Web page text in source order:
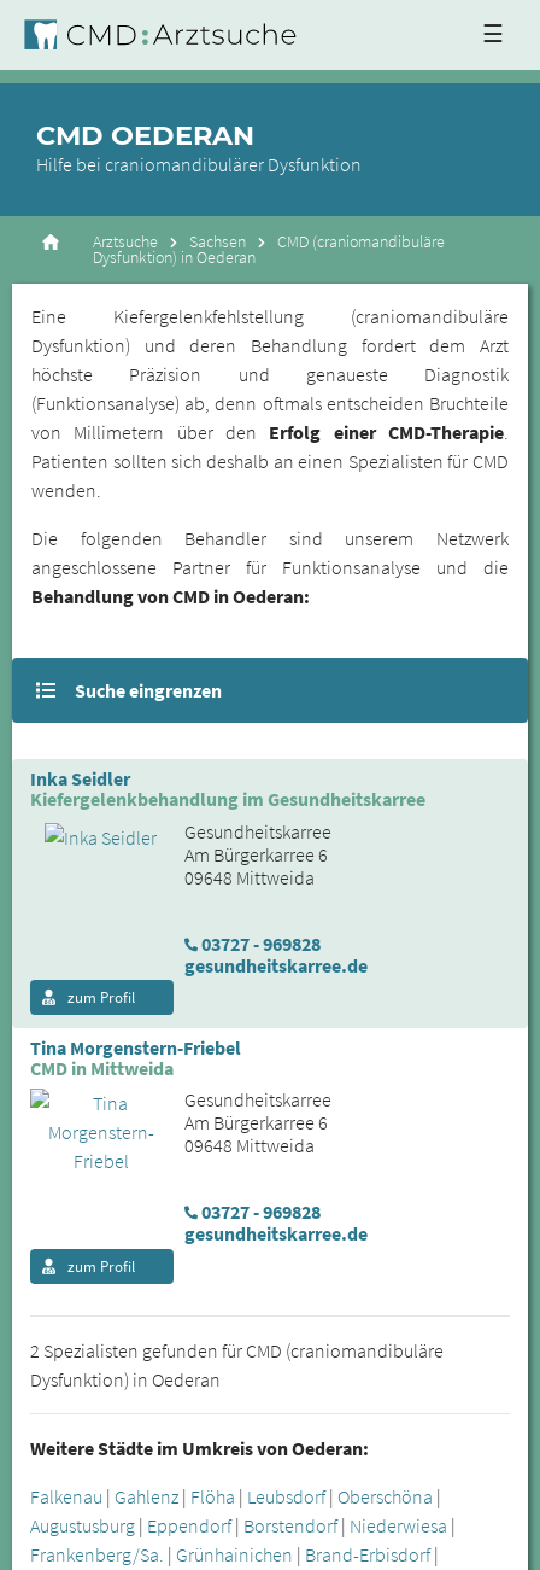
☰
CMD OEDERAN
Hilfe bei craniomandibulärer Dysfunktion
Arztsuche Sachsen CMD (craniomandibuläre
Dysfunktion) in Oederan
Eine Kiefergelenkfehlstellung (craniomandibuläre
Dysfunktion) und deren Behandlung fordert dem Arzt
höchste Präzision und genaueste Diagnostik
(Funktionsanalyse) ab, denn oftmals entscheiden Bruchteile
von Millimetern über den Erfolg einer CMD-Therapie.
Patienten sollten sich deshalb an einen Spezialisten für CMD
wenden.
Die folgenden Behandler sind unserem Netzwerk
angeschlossene Partner für Funktionsanalyse und die
Behandlung von CMD in Oederan:
Suche eingrenzen
Inka Seidler
Kiefergelenkbehandlung im Gesundheitskarree
Gesundheitskarree
Am Bürgerkarree 6
09648 Mittweida
03727 - 969828
gesundheitskarree.de
zum Profil
Tina Morgenstern-Friebel
CMD in Mittweida
Gesundheitskarree
Am Bürgerkarree 6
09648 Mittweida
03727 - 969828
gesundheitskarree.de
zum Profil
2 Spezialisten gefunden für CMD (craniomandibuläre
Dysfunktion) in Oederan
Weitere Städte im Umkreis von Oederan:
Falkenau | Gahlenz | Flöha | Leubsdorf| Oberschöna |
Augustusburg | Eppendorf| Borstendorf| Niederwiesa |
Frankenberg/Sa. | Grünhainichen | Brand-Erbisdorf|